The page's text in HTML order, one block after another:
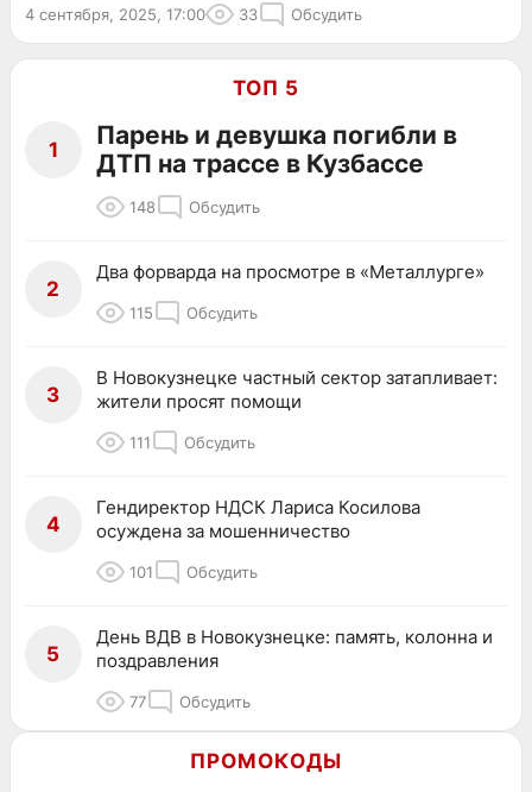
4 сентября, 2025, 17:00 33 Обсудить
ТОП 5
1
Парень и девушка погибли в
ДТП на трассе в Кузбассе
148 Обсудить
2
Два форварда на просмотре в «Металлурге»
115 Обсудить
3
В Новокузнецке частный сектор затапливает:
жители просят помощи
111 Обсудить
4
Гендиректор НДСК Лариса Косилова
осуждена за мошенничество
101 Обсудить
5
День ВДВ в Новокузнецке: память, колонна и
поздравления
77 Обсудить
ПРОМОКОДЫ